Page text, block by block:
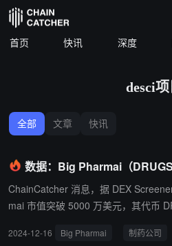
首页 快讯 深度
desci项
全部 文章 快讯
数据：Big Pharmai（
ChainCatcher 消息，据 DEX
mai 市值突破 5000 万美元，其代币
币，旨在翻转大型制药公司，并希望
2024-12-16 Big Pharmai 制药公司